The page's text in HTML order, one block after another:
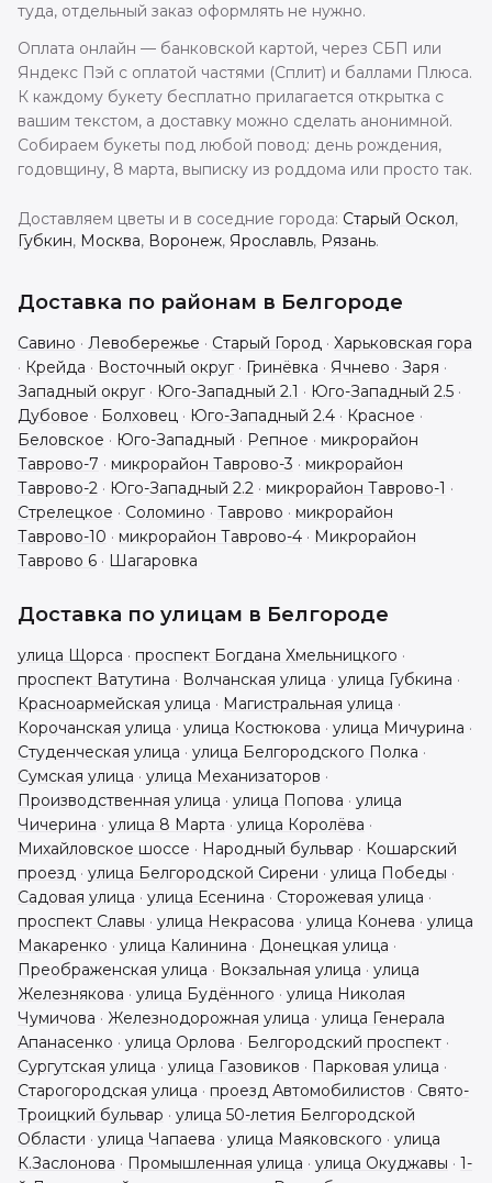
туда, отдельный заказ оформлять не нужно.
Оплата онлайн — банковской картой, через СБП или
Яндекс Пэй с оплатой частями (Сплит) и баллами Плюса.
К каждому букету бесплатно прилагается открытка с
вашим текстом, а доставку можно сделать анонимной.
Собираем букеты под любой повод: день рождения,
годовщину, 8 марта, выписку из роддома или просто так.
Доставляем цветы и в соседние города: Старый Оскол,
Губкин, Москва, Воронеж, Ярославль, Рязань.
Доставка по районам в Белгороде
Савино · Левобережье · Старый Город · Харьковская гора
· Крейда · Восточный округ· Гринёвка · Ячнево · Заря ·
Западный округ· Юго-Западный 2.1 · Юго-Западный 2.5 ·
Дубовое · Болховец · Юго-Западный 2.4 · Красное ·
Беловское · Юго-Западный · Репное · микрорайон
Таврово-7 · микрорайон Таврово-3 · микрорайон
Таврово-2 · Юго-Западный 2.2 · микрорайон Таврово-1 ·
Стрелецкое · Соломино · Таврово · микрорайон
Таврово-10 · микрорайон Таврово-4 · Микрорайон
Таврово 6 · Шагаровка
Доставка по улицам в Белгороде
улица Щорса · проспект Богдана Хмельницкого ·
проспект Ватутина · Волчанская улица · улица Губкина ·
Красноармейская улица · Магистральная улица ·
Корочанская улица · улица Костюкова · улица Мичурина ·
Студенческая улица · улица Белгородского Полка ·
Сумская улица · улица Механизаторов ·
Производственная улица · улица Попова · улица
Чичерина · улица 8 Марта · улица Королёва ·
Михайловское шоссе · Народный бульвар · Кошарский
проезд · улица Белгородской Сирени · улица Победы ·
Садовая улица · улица Есенина · Сторожевая улица ·
проспект Славы · улица Некрасова · улица Конева · улица
Макаренко · улица Калинина · Донецкая улица ·
Преображенская улица · Вокзальная улица · улица
Железнякова · улица Будённого · улица Николая
Чумичова · Железнодорожная улица · улица Генерала
Апанасенко · улица Орлова · Белгородский проспект ·
Сургутская улица · улица Газовиков · Парковая улица ·
Старогородская улица · проезд Автомобилистов · Свято-
Троицкий бульвар · улица 50-летия Белгородской
Области · улица Чапаева · улица Маяковского · улица
К.Заслонова · Промышленная улица · улица Окуджавы · 1-